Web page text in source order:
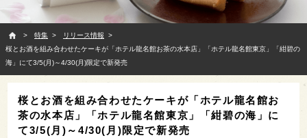
特集
リリース情報
桜とお酒を組み合わせたケーキが「ホテル龍名館お茶の水本店」「ホテル龍名館東京」「紺碧の
海」にて3/5(月)～4/30(月)限定で新発売
桜とお酒を組み合わせたケーキが「ホテル龍名館お
茶の水本店」「ホテル龍名館東京」「紺碧の海」に
て3/5(月)～4/30(月)限定で新発売